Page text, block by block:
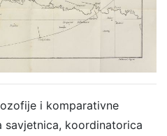
i komparativne
savjetnica, koordinatorica